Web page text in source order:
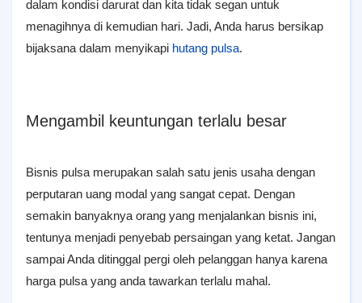
dalam kondisi darurat dan kita tidak segan untuk
menagihnya di kemudian hari. Jadi, Anda harus bersikap
bijaksana dalam menyikapi hutang pulsa.
Mengambil keuntungan terlalu besar
Bisnis pulsa merupakan salah satu jenis usaha dengan
perputaran uang modal yang sangat cepat. Dengan
semakin banyaknya orang yang menjalankan bisnis ini,
tentunya menjadi penyebab persaingan yang ketat. Jangan
sampai Anda ditinggal pergi oleh pelanggan hanya karena
harga pulsa yang anda tawarkan terlalu mahal.